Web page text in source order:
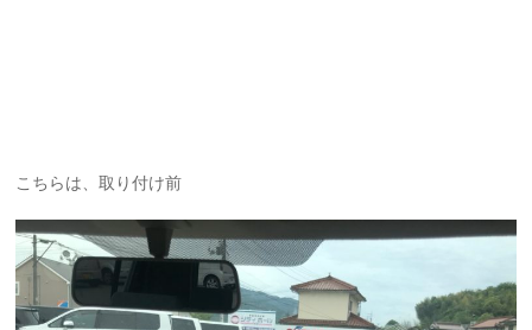
こちらは、取り付け前